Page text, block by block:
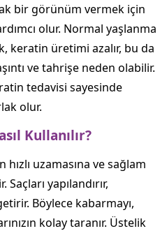
bir görünüm vermek için
olur. Normal yaşlanma
keratin üretimi azalır, bu da
ve tahrişe neden olabilir.
tedavisi sayesinde
olur.
Kullanılır?
uzamasına ve sağlam
yapılandırır,
Böylece kabarmayı,
kolay taranır. Üstelik